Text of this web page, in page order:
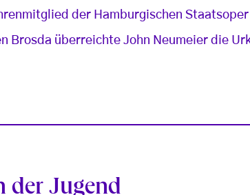
der Hamburgischen
Brosda überreichte John Neumeier die
der Jugend